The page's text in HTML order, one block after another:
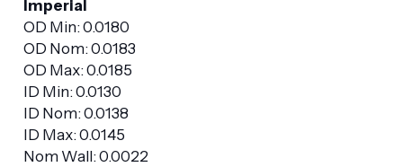
Imperial
OD Min: 0.0180
OD Nom: 0.0183
OD Max: 0.0185
ID Min: 0.0130
ID Nom: 0.0138
ID Max: 0.0145
Nom Wall: 0.0022